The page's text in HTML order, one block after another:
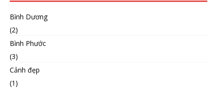
Bình Dương
(2)
Bình Phước
(3)
Cảnh đẹp
(1)